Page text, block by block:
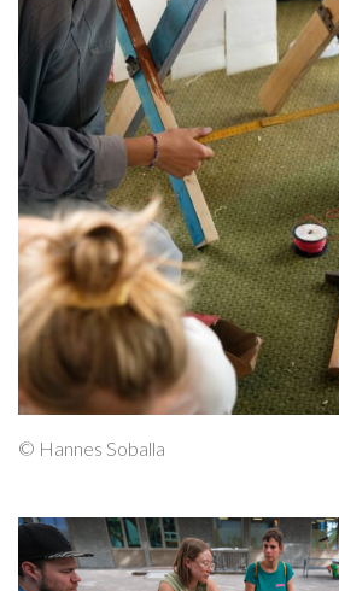
© Hannes Soballa